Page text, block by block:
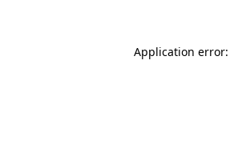
Application